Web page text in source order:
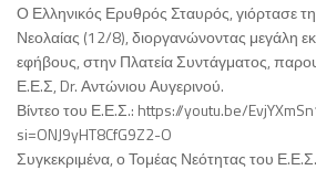
Ο Ελληνικός Ερυθρός Σταυρός, γιόρτασε
Νεολαίας (12/8), διοργανώνοντας μεγάλη
εφήβους, στην Πλατεία Συντάγματος,
Ε.Ε.Σ, Dr. Αντώνιου Αυγερινού.
Βίντεο του Ε.Ε.Σ.: https://youtu.be/
si=ONJ9yHT8CfG9Z2-O
Συγκεκριμένα, ο Τομέας Νεότητας του